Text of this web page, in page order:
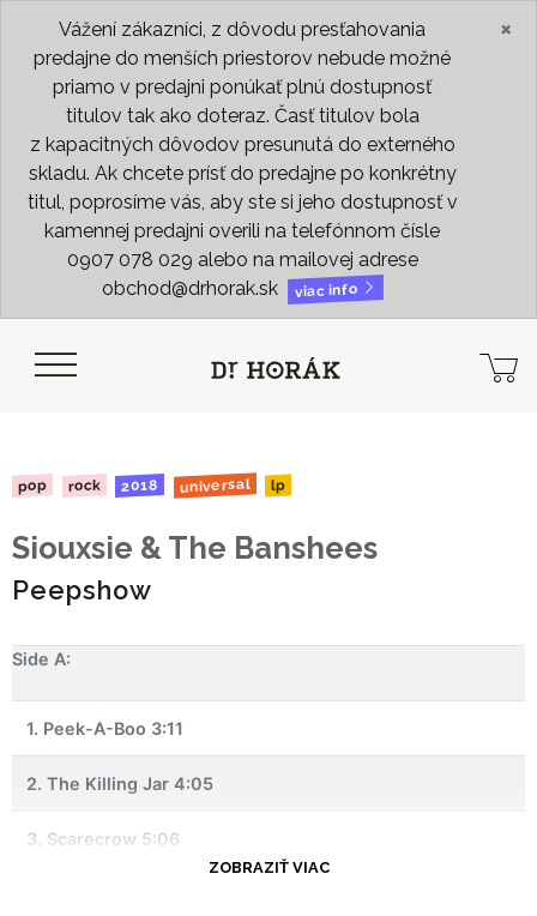
Vážení zákazníci, z dôvodu presťahovania
predajne do menších priestorov nebude možné
priamo v predajni ponúkať plnú dostupnosť
titulov tak ako doteraz. Časť titulov bola
z kapacitných dôvodov presunutá do externého
skladu. Ak chcete prísť do predajne po konkrétny
titul, poprosíme vás, aby ste si jeho dostupnosť v
kamennej predajni overili na telefónnom čísle
0907 078 029 alebo na mailovej adrese
obchod@drhorak.sk
viac info
×
pop rock 2018 universal lp
Siouxsie & The Banshees
Peepshow
Side A:
1. Peek-A-Boo 3:11
2. The Killing Jar 4:05
3. Scarecrow 5:06
ZOBRAZIŤ VIAC